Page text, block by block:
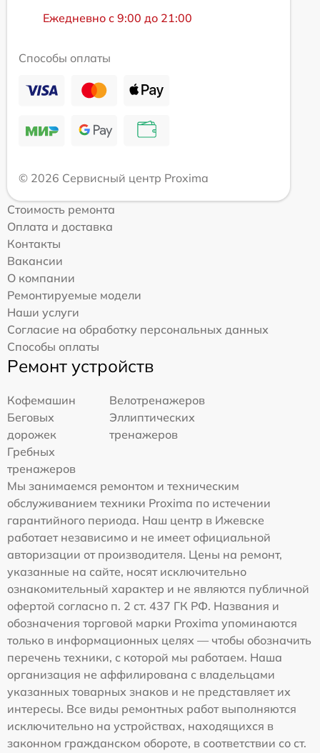
Ежедневно с 9:00 до 21:00
Способы оплаты
© 2026 Сервисный центр Proxima
Стоимость ремонта
Оплата и доставка
Контакты
Вакансии
О компании
Ремонтируемые модели
Наши услуги
Согласие на обработку персональных данных
Способы оплаты
Ремонт устройств
Кофемашин
Велотренажеров
Беговых
дорожек
Эллиптических
тренажеров
Гребных
тренажеров
Мы занимаемся ремонтом и техническим
обслуживанием техники Proxima по истечении
гарантийного периода. Наш центр в Ижевске
работает независимо и не имеет официальной
авторизации от производителя. Цены на ремонт,
указанные на сайте, носят исключительно
ознакомительный характер и не являются публичной
офертой согласно п. 2 ст. 437 ГК РФ. Названия и
обозначения торговой марки Proxima упоминаются
только в информационных целях — чтобы обозначить
перечень техники, с которой мы работаем. Наша
организация не аффилирована с владельцами
указанных товарных знаков и не представляет их
интересы. Все виды ремонтных работ выполняются
исключительно на устройствах, находящихся в
законном гражданском обороте, в соответствии со ст.